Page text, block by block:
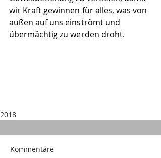
wir Kraft gewinnen für alles, was von
außen auf uns einströmt und
übermächtig zu werden droht.
2018
Kommentare